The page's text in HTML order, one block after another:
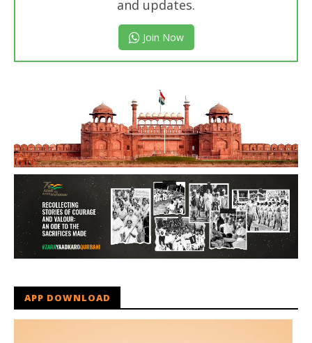
and updates.
Join Now
APP DOWNLOAD